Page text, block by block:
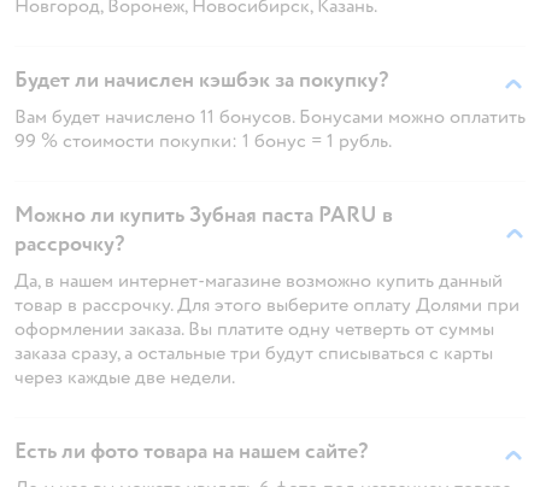
Новгород, Воронеж, Новосибирск, Казань.
Будет ли начислен кэшбэк за покупку?
Вам будет начислено 11 бонусов. Бонусами можно оплатить
99 % стоимости покупки: 1 бонус = 1 рубль.
Можно ли купить Зубная паста PARU в
рассрочку?
Да, в нашем интернет-магазине возможно купить данный
товар в рассрочку. Для этого выберите оплату Долями при
оформлении заказа. Вы платите одну четверть от суммы
заказа сразу, а остальные три будут списываться с карты
через каждые две недели.
Есть ли фото товара на нашем сайте?